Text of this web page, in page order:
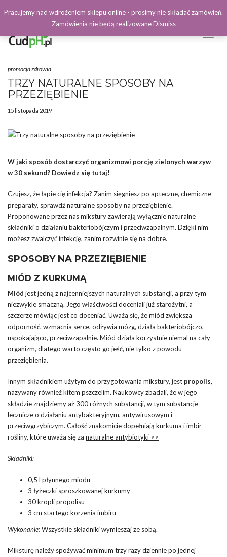
Facebook
promocja zdrowia
TRZY NATURALNE SPOSOBY NA
PRZEZIĘBIENIE
15 listopada 2019
W jaki sposób dostarczyć organizmowi porcję zielonych warzyw
w 30 sekund? Dowiedz się tutaj!
Czujesz, że łapie cię infekcja? Zanim sięgniesz po apteczne, chemiczne
preparaty, sprawdź naturalne sposoby na przeziębienie.
Proponowane przez nas mikstury zawierają wyłącznie naturalne
składniki o działaniu bakteriobójczym i przeciwzapalnym. Dzięki nim
możesz zwalczyć infekcję, zanim rozwinie się na dobre.
SPOSOBY NA PRZEZIĘBIENIE
MIÓD Z KURKUMĄ
Miód jest jedną z najcenniejszych naturalnych substancji, a przy tym
niezwykle smaczną. Jego właściwości doceniali już starożytni, a
szczerze mówiąc jest co doceniać. Uważa się, że miód zwiększa
odporność, wzmacnia serce, odżywia mózg, działa bakteriobójczo,
uspokajająco, przeciwzapalnie. Miód działa korzystnie niemal na cały
organizm, dlatego warto często go jeść, nie tylko z powodu
przeziębienia.
Innym składnikiem użytym do przygotowania mikstury, jest propolis,
nazywany również kitem pszczelim. Naukowcy zbadali, że w jego
składzie znajdziemy aż 300 różnych substancji, w tym substancje
lecznicze o działaniu antybakteryjnym, antywirusowym i
przeciwgrzybiczym. Całość znakomicie dopełniają kurkuma i imbir –
rośliny, które uważa się za naturalne antybiotyki >>
Składniki:
0,5 l płynnego miodu
3 łyżeczki sproszkowanej kurkumy
30 kropli propolisu
3 cm startego korzenia imbiru
Wykonanie:Wszystkie składniki wymieszaj ze sobą.
Miksturę należy spożywać minimum trzy razy dziennie po jednej
Pracujemy nad wdrożeniem sklepu online - prosimy nie składać zamówień.
Zamówienia nie będą realizowaneDismiss